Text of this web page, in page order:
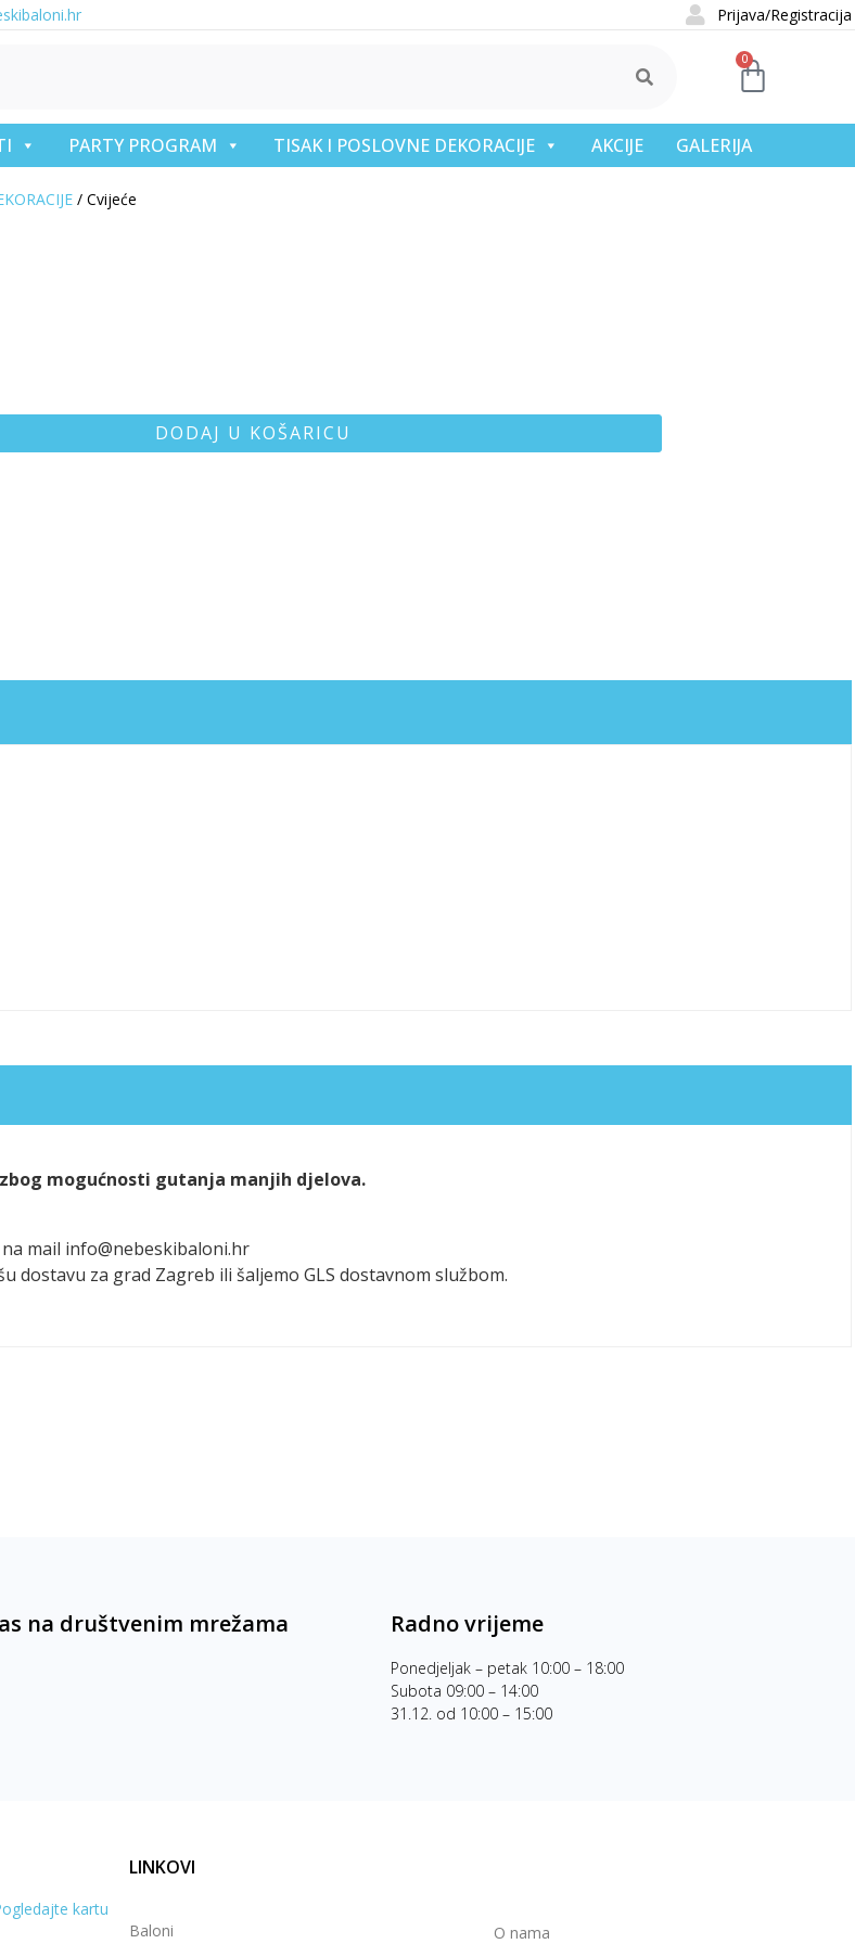
Prijava/Registracija
0
PARTY PROGRAM TISAK I POSLOVNE DEKORACIJE AKCIJE GALERIJA
/ Cvijeće
DODAJ U KOŠARICU
zbog mogućnosti gutanja manjih djelova.
mail info@nebeskibaloni.hr
dostavu za grad Zagreb ili šaljemo GLS dostavnom službom.
na društvenim mrežama Radno vrijeme
Ponedjeljak – petak 10:00 – 18:00
Subota 09:00 – 14:00
31.12. od 10:00 – 15:00
kartu
LINKOVI
Baloni
O nama